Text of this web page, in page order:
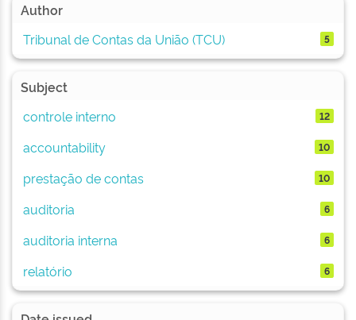
Author
Tribunal de Contas da União (TCU)
5
Subject
controle interno
12
accountability 10
prestação de contas 10
auditoria 6
auditoria interna 6
relatório 6